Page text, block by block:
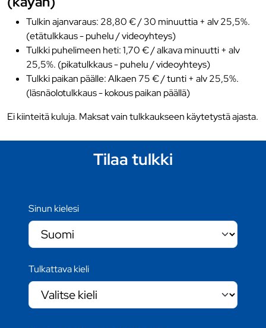
Tulkin ajanvaraus: 28,80 € / 30 minuuttia + alv 25,5%.
(etätulkkaus - puhelu / videoyhteys)
Tulkki puhelimeen heti: 1,70 € / alkava minuutti + alv
25,5%. (pikatulkkaus - puhelu / videoyhteys)
Tulkki paikan päälle: Alkaen 75 € / tunti + alv 25,5%.
(läsnäolotulkkaus - kokous paikan päällä)
Ei kiinteitä kuluja. Maksat vain tulkkaukseen käytetystä ajasta.
Tilaa tulkki
Sinun kielesi
Tulkattava kieli